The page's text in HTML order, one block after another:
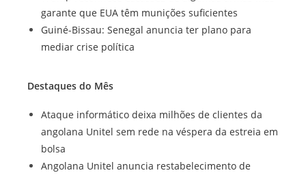
garante que EUA têm munições suficientes
Guiné-Bissau: Senegal anuncia ter plano para
mediar crise política
Destaques do Mês
Ataque informático deixa milhões de clientes da
angolana Unitel sem rede na véspera da estreia em
bolsa
Angolana Unitel anuncia restabelecimento de